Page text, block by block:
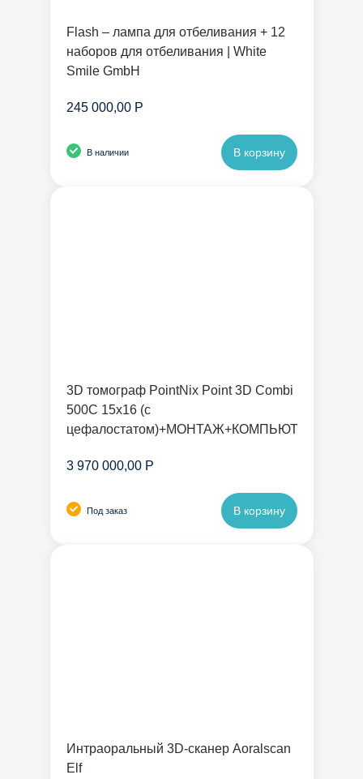
Flash – лампа для отбеливания + 12
наборов для отбеливания | White
Smile GmbH
245 000,00 Р
В наличии В корзину
3D томограф PointNix Point 3D Combi
500C 15х16 (с
цефалостатом)+МОНТАЖ+КОМПЬЮТЕР
3 970 000,00 Р
Под заказ В корзину
Интраоральный 3D-сканер Aoralscan
Elf